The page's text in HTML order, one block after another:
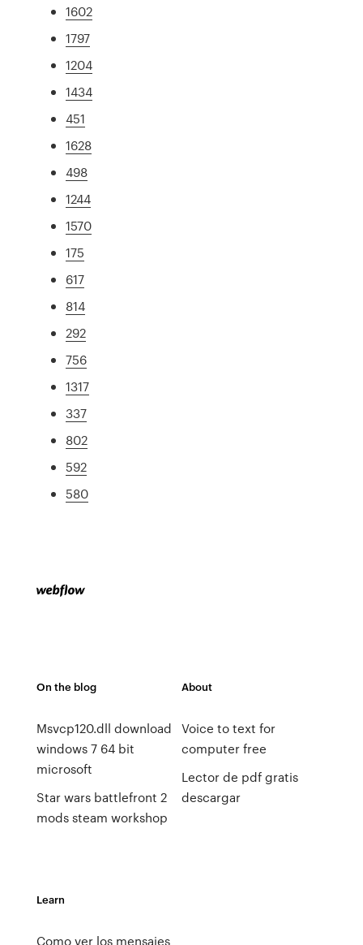
1602
1797
1204
1434
451
1628
498
1244
1570
175
617
814
292
756
1317
337
802
592
580
On the blog
Msvcp120.dll download
windows 7 64 bit
microsoft
Star wars battlefront 2
mods steam workshop
About
Voice to text for
computer free
Lector de pdf gratis
descargar
Learn
Como ver los mensajes